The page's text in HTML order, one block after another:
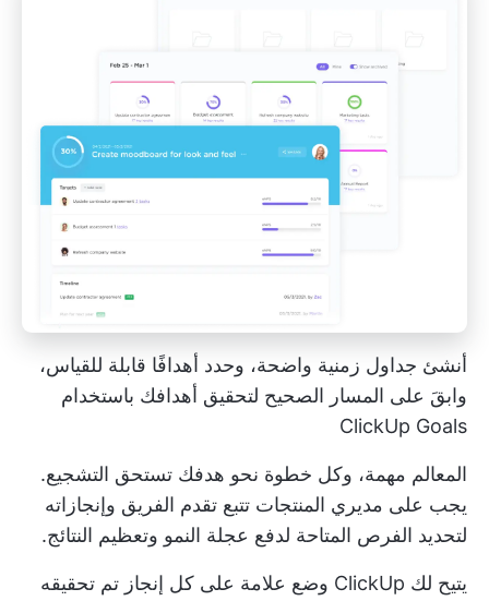
أنشئ جداول زمنية واضحة، وحدد أهدافًا قابلة للقياس،
وابقَ على المسار الصحيح لتحقيق أهدافك باستخدام
ClickUp Goals
المعالم مهمة، وكل خطوة نحو هدفك تستحق التشجيع.
يجب على مديري المنتجات تتبع تقدم الفريق وإنجازاته
لتحديد الفرص المتاحة لدفع عجلة النمو وتعظيم النتائج.
يتيح لك ClickUp وضع علامة على كل إنجاز تم تحقيقه